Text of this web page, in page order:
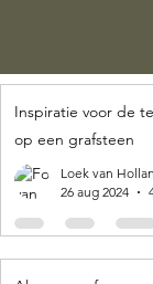
Inspiratie voor de
op een grafsteen
Loek van
26 aug 2024